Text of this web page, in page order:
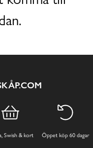
Swish & kort Öppet köp 60 dagar